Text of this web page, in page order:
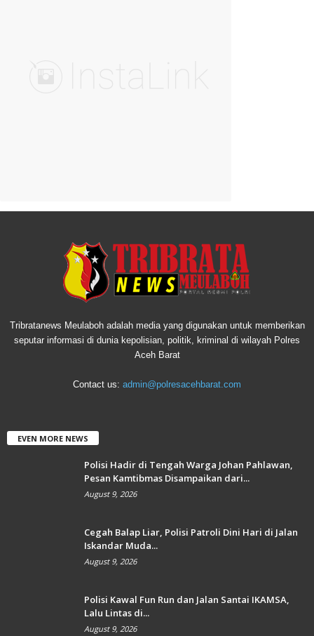
Tribratanews Meulaboh adalah media yang digunakan untuk memberikan
seputar informasi di dunia kepolisian, politik, kriminal di wilayah Polres
Aceh Barat
Contact us: admin@polresacehbarat.com
EVEN MORE NEWS
Polisi Hadir di Tengah Warga Johan Pahlawan,
Pesan Kamtibmas Disampaikan dari...
August 9, 2026
Cegah Balap Liar, Polisi Patroli Dini Hari di Jalan
Iskandar Muda...
August 9, 2026
Polisi Kawal Fun Run dan Jalan Santai IKAMSA,
Lalu Lintas di...
August 9, 2026